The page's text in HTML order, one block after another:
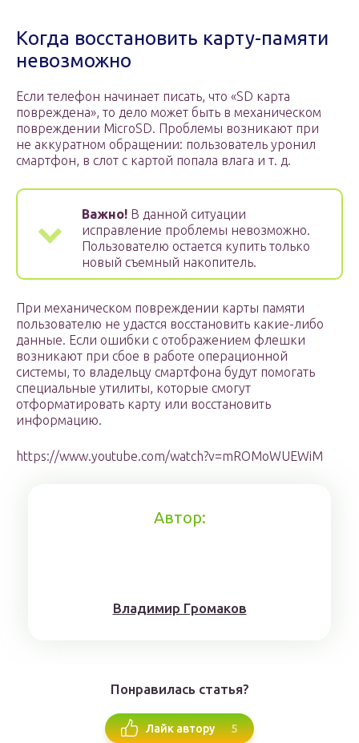
Когда восстановить карту-памяти
невозможно
Если телефон начинает писать, что «SD карта
повреждена», то дело может быть в механическом
повреждении MicroSD. Проблемы возникают при
не аккуратном обращении: пользователь уронил
смартфон, в слот с картой попала влага и т. д.
Важно! В данной ситуации
исправление проблемы невозможно.
Пользователю остается купить только
новый съемный накопитель.
При механическом повреждении карты памяти
пользователю не удастся восстановить какие-либо
данные. Если ошибки с отображением флешки
возникают при сбое в работе операционной
системы, то владельцу смартфона будут помогать
специальные утилиты, которые смогут
отформатировать карту или восстановить
информацию.
https://www.youtube.com/watch?v=mROMoWUEWiM
Автор:
Влaдимиp Гpoмaкoв
Понравилась статья?
Лайк автору 5